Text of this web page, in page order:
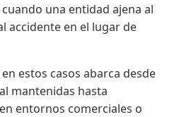
una entidad ajena al
accidente en el lugar de
estos casos abarca desde
mantenidas hasta
entornos comerciales o